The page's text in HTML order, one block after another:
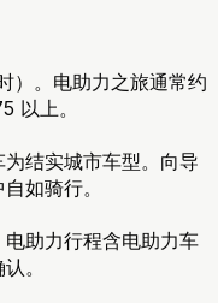
）。电助力之旅通常约
以上。
结实城市车型。向导
如骑行。
助力行程含电助力车
。